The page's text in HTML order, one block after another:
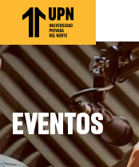
Pasar
contenido
principal
EVENTOS